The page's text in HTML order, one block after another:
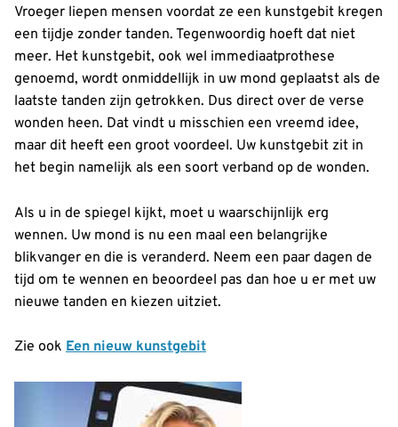
Vroeger liepen mensen voordat ze een kunstgebit kregen
een tijdje zonder tanden. Tegenwoordig hoeft dat niet
meer. Het kunstgebit, ook wel immediaatprothese
genoemd, wordt onmiddellijk in uw mond geplaatst als de
laatste tanden zijn getrokken. Dus direct over de verse
wonden heen. Dat vindt u misschien een vreemd idee,
maar dit heeft een groot voordeel. Uw kunstgebit zit in
het begin namelijk als een soort verband op de wonden.
Als u in de spiegel kijkt, moet u waarschijnlijk erg
wennen. Uw mond is nu een maal een belangrijke
blikvanger en die is veranderd. Neem een paar dagen de
tijd om te wennen en beoordeel pas dan hoe u er met uw
nieuwe tanden en kiezen uitziet.
Zie ook Een nieuw kunstgebit